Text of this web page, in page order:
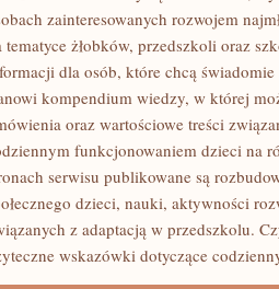
zainteresowanych rozwojem
tematyce żłobków, przedszkoli oraz
dla osób, które chcą
kompendium wiedzy, w której
oraz wartościowe treści
funkcjonowaniem dzieci na
serwisu publikowane są
dzieci, nauki, aktywności
z adaptacją w przedszkolu.
wskazówki dotyczące